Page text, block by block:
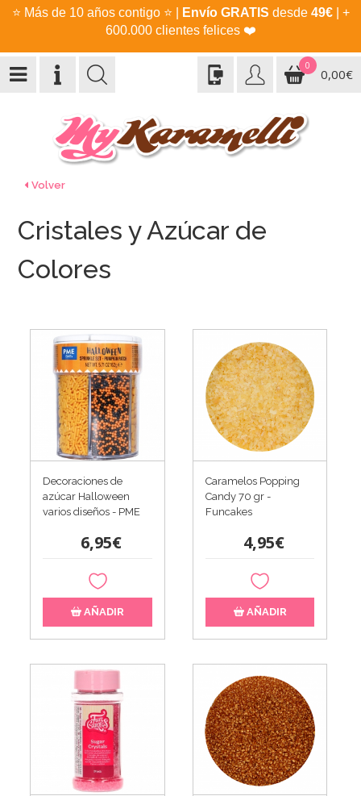
⭐ Más de 10 años contigo ⭐ Envío GRATIS desde 49€| +
600.000 clientes felices ❤️
0
0,00€
Volver
Cristales y Azúcar de
Colores
Decoraciones de
azúcar Halloween
varios diseños - PME
6,95€
AÑADIR
Caramelos Popping
Candy 70 gr -
Funcakes
4,95€
AÑADIR